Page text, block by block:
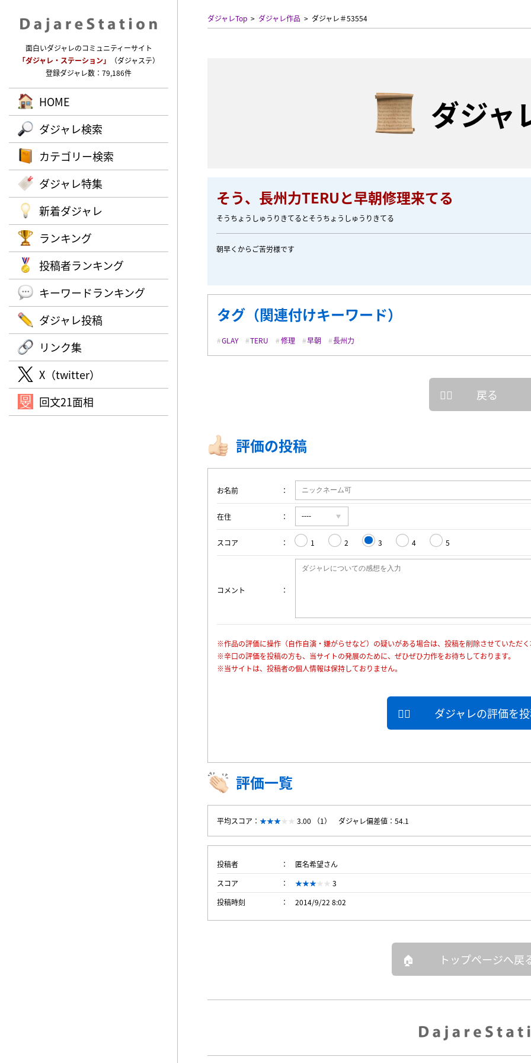
面白いダジャレのコミュニティーサイト
「ダジャレ・ステーション」
（ダジャステ）
登録ダジャレ数：79,186件
HOME
ダジャレ検索
カテゴリー検索
ダジャレ特集
新着ダジャレ
ランキング
投稿者ランキング
キーワードランキング
ダジャレ投稿
リンク集
X（twitter）
回文21面相
ダジャレTop ダジャレ作品 ダジャレ＃53554
ダジャ
そう、長州力TERUと早朝修理来てる
そうちょうしゅうりきてるとそうちょうしゅうりきてる
朝早くからご苦労様です
タグ（関連付けキーワード）
GLAY TERU 修理 早朝 長州力
戻る
評価の投稿
お名前
在住
スコア 1 2 3 4 5
コメント
※作品の評価に操作（自作自演・嫌がらせなど）の疑いがある場合は、投稿を削除させていただ
※辛口の評価を投稿の方も、当サイトの発展のために、ぜひぜひ力作をお待ちしております。
※当サイトは、投稿者の個人情報は保持しておりません。
ダジャレの評価を
評価一覧
平均スコア： 3.00 （1） ダジャレ偏差値：54.1
投稿者
匿名希望さん
スコア
3
投稿時刻
2014/9/22 8:02
トップページへ戻